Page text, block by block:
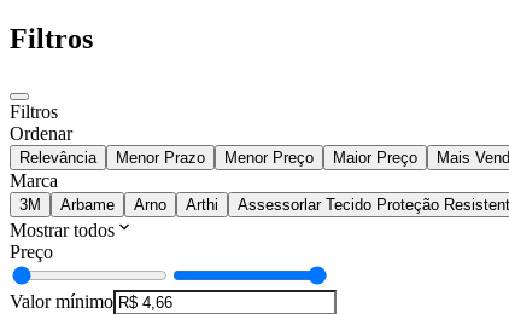
Filtros
Filtros
Ordenar
Relevância Menor Prazo Menor Preço Maior Preço Mais
Marca
3M Arbame Arno Arthi Assessorlar Tecido Proteção
Mostrar todos
Preço
Valor mínimo